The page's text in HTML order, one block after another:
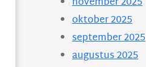
oktober 2025
september 2025
augustus 2025